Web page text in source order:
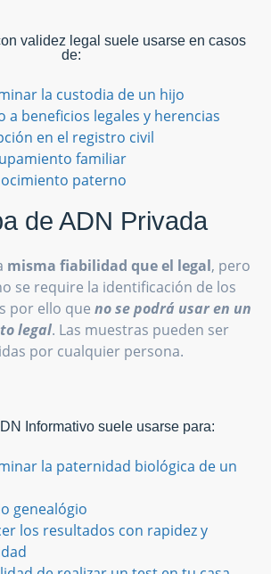
validez legal suele usarse en casos
de:
la custodia de un hijo
a beneficios legales y herencias
en el registro civil
familiar
paterno
de ADN Privada
misma fiabilidad que el legal, pero
se require la identificación de los
por ello que no se podrá usar en un
legal. Las muestras pueden ser
por cualquier persona.
Informativo suele usarse para:
la paternidad biológica de un
genealógio
los resultados con rapidez y